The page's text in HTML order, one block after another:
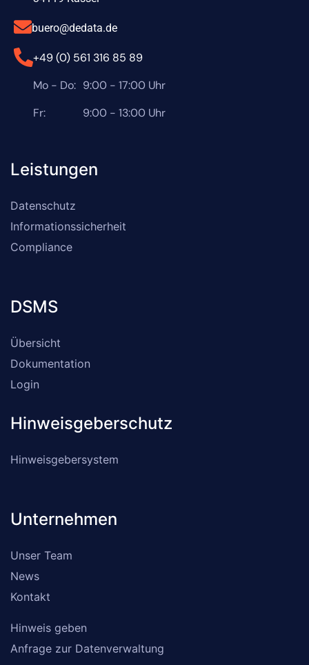
buero@dedata.de
+49 (0) 561 316 85 89
Mo - Do: 9:00 - 17:00 Uhr
Fr:
9:00 - 13:00 Uhr
Leistungen
Datenschutz
Informationssicherheit
Compliance
DSMS
Übersicht
Dokumentation
Login
Hinweisgeberschutz
Hinweisgebersystem
Unternehmen
Unser Team
News
Kontakt
Hinweis geben
Anfrage zur Datenverwaltung